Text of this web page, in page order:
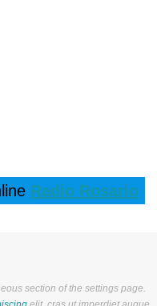
Radio Rosario
section of the settings page.